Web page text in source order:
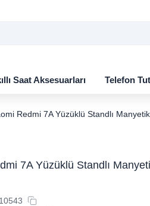
Saat Aksesuarları Telefon
Redmi 7A Yüzüklü Standlı
7A Yüzüklü Standlı